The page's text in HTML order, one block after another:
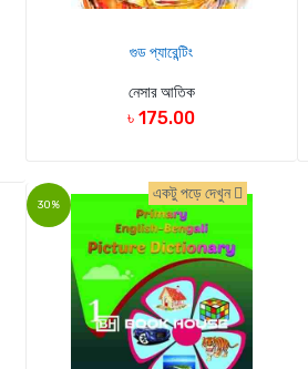
গুড প্যারেন্টিং
নেসার আতিক
৳ 175.00
30%
একটু পড়ে দেখুন